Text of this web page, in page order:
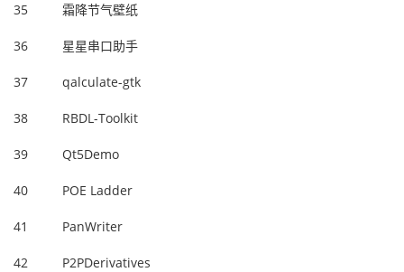
35 霜降节气壁纸
36 星星串口助手
37 qalculate-gtk
38 RBDL-Toolkit
39 Qt5Demo
40 POE Ladder
41 PanWriter
42 P2PDerivatives